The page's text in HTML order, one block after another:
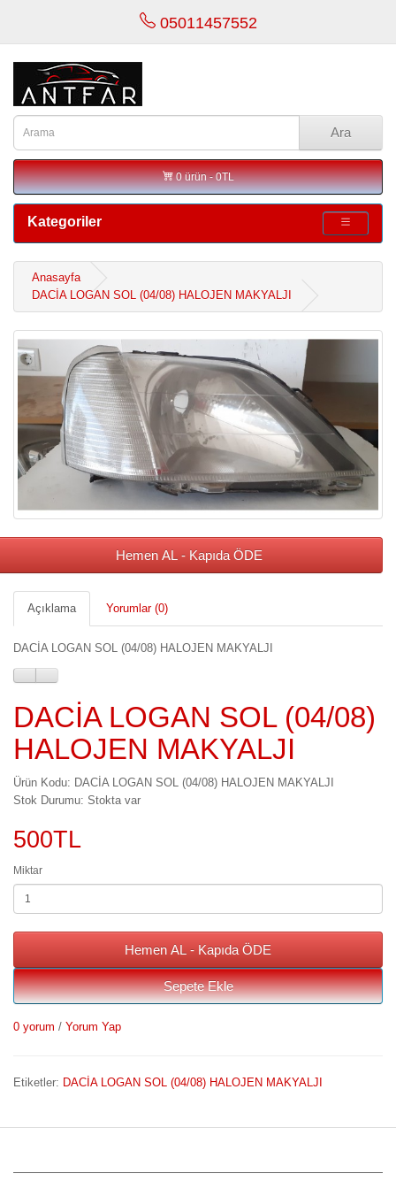
05011457552
Ara
0 ürün - 0TL
Kategoriler
Anasayfa
DACİA LOGAN SOL (04/08) HALOJEN MAKYALJI
Hemen AL - Kapıda ÖDE
Açıklama Yorumlar (0)
DACİA LOGAN SOL (04/08) HALOJEN MAKYALJI
DACİA LOGAN SOL (04/08)
HALOJEN MAKYALJI
Ürün Kodu: DACİA LOGAN SOL (04/08) HALOJEN MAKYALJI
Stok Durumu: Stokta var
500TL
Miktar
Hemen AL - Kapıda ÖDE
Sepete Ekle
0 yorum / Yorum Yap
Etiketler: DACİA LOGAN SOL (04/08) HALOJEN MAKYALJI